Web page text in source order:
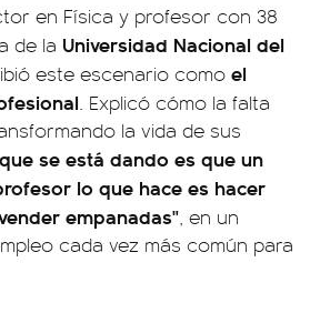
en Física y profesor con 38
de la Universidad Nacional del
este escenario como el
. Explicó cómo la falta
la vida de sus
se está dando es que un
lo que hace es hacer
empanadas", en un
cada vez más común para